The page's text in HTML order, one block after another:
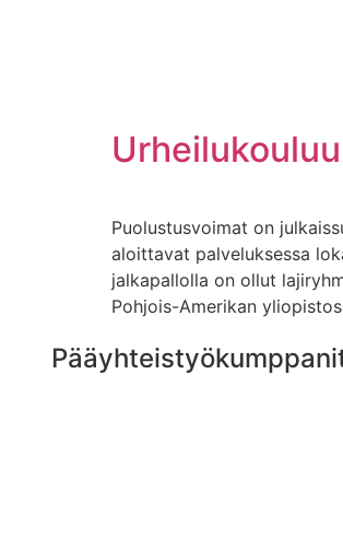
Puolustusvoimat on
aloittavat palveluksessa
jalkapallolla on ollut
Pohjois-Amerikan